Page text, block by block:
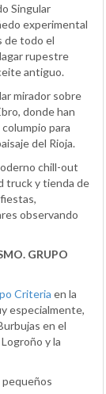
Singular
experimental
de todo el
rupestre
antiguo.
mirador sobre
donde han
para
del Rioja.
chill-out
truck y tienda de
observando
GRUPO
Criteria en la
especialmente,
en el
y la
pequeños